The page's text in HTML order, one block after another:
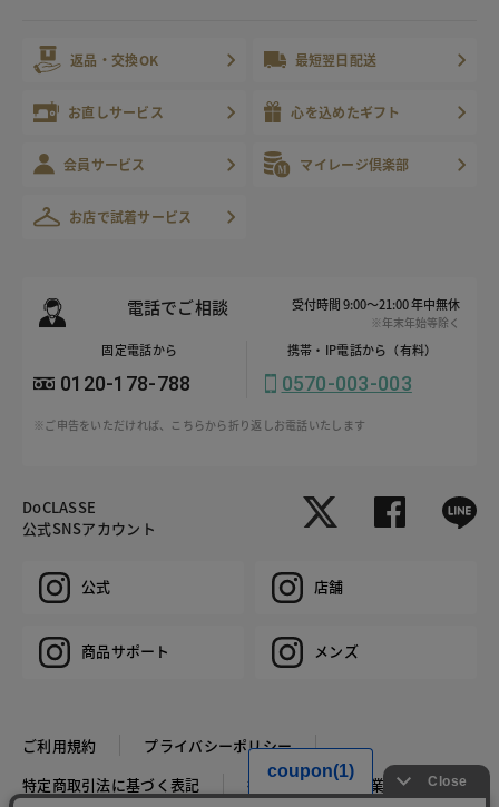
返品・交換OK 最短翌日配送
お直しサービス 心を込めたギフト
会員サービス マイレージ倶楽部
お店で試着サービス
電話でご相談 受付時間 9:00～21:00 年中無休
※年末年始等除く
固定電話から
0120-178-788
携帯・IP電話から（有料）
0570-003-003
※ご申告をいただければ、こちらから折り返しお電話いたします
DoCLASSE
公式SNSアカウント
公式 店舗
商品サポート メンズ
ご利用規約
プライバシーポリシー
特定商取引法に基づく表記
推奨環境 企業情報